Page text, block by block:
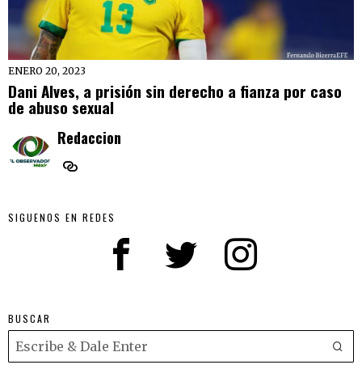
ENERO 20, 2023
Dani Alves, a prisión sin derecho a fianza por caso
de abuso sexual
Redaccion
SIGUENOS EN REDES
BUSCAR